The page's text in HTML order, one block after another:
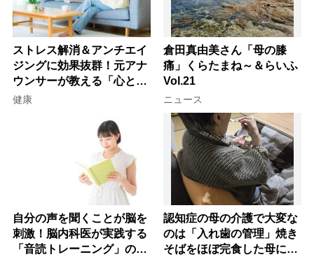
ストレス解消＆アンチエイ
ジングに効果抜群！元アナ
ウンサーが教える「心と体
を元気にする音読の習慣」
健康
倉田真由美さん「母の膝
痛」くらたまね～＆らいふ
Vol.21
ニュース
自分の声を聞くことが脳を
刺激！脳内科医が実践する
「音読トレーニング」の極
認知症の母の介護で大変な
のは「入れ歯の管理」焼き
そばをほぼ完食した母に息